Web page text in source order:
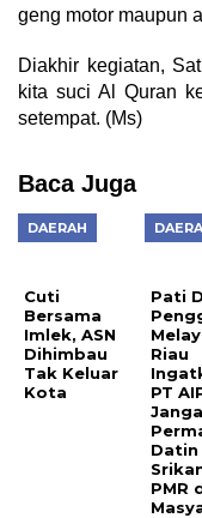
geng motor maupun
Diakhir kegiatan,
kita suci Al Quran
setempat. (Ms)
Baca Juga
DAERAH
Cuti
Bersama
Imlek, ASN
Dihimbau
Tak Keluar
Kota
Pati
Riau
PT
Datin
PMR